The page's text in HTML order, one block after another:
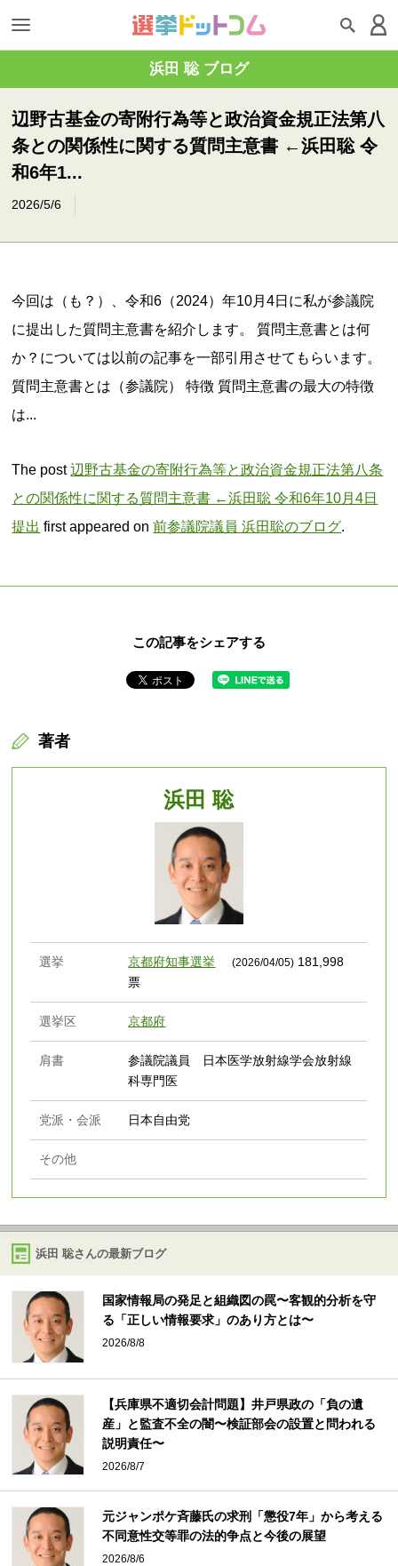
浜田 聡 ブログ
辺野古基金の寄附行為等と政治資金規正法第八
条との関係性に関する質問主意書 ←浜田聡 令
和6年1...
2026/5/6
今回は（も？）、令和6（2024）年10月4日に私が参議院
に提出した質問主意書を紹介します。 質問主意書とは何
か？については以前の記事を一部引用させてもらいます。
質問主意書とは（参議院） 特徴 質問主意書の最大の特徴
は...
The post辺野古基金の寄附行為等と政治資金規正法第八条
との関係性に関する質問主意書 ←浜田聡 令和6年10月4日
提出 first appeared on前参議院議員 浜田聡のブログ.
この記事をシェアする
著者
浜田 聡
選挙 京都府知事選挙 (2026/04/05) 181,998
票
選挙区 京都府
肩書
参議院議員 日本医学放射線学会放射線
科専門医
党派・会派 日本自由党
その他
浜田 聡さんの最新ブログ
国家情報局の発足と組織図の罠〜客観的分析を守
る「正しい情報要求」のあり方とは〜
2026/8/8
【兵庫県不適切会計問題】井戸県政の「負の遺
産」と監査不全の闇〜検証部会の設置と問われる
説明責任〜
2026/8/7
元ジャンポケ斉藤氏の求刑「懲役7年」から考える
不同意性交等罪の法的争点と今後の展望
2026/8/6